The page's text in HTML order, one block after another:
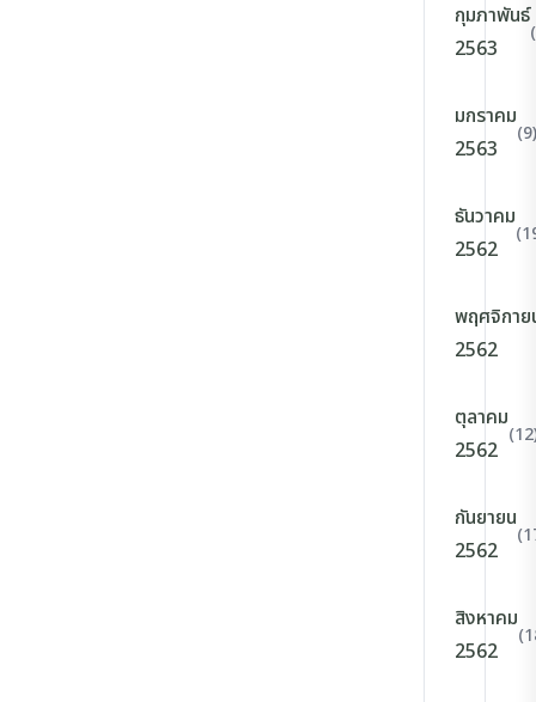
กุมภาพันธ์
2563
มกราคม
2563
(9)
ธันวาคม
2562
พฤศจิกาย
2562
ตุลาคม
2562
กันยายน
2562
สิงหาคม
2562